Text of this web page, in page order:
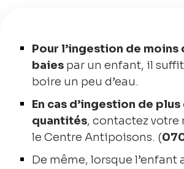
Pour l’ingestion de moins
baies par un enfant, il
boire un peu d’eau.
En cas d’ingestion de
quantités, contactez votre
le Centre Antipoisons. (
De même, lorsque l’enfant